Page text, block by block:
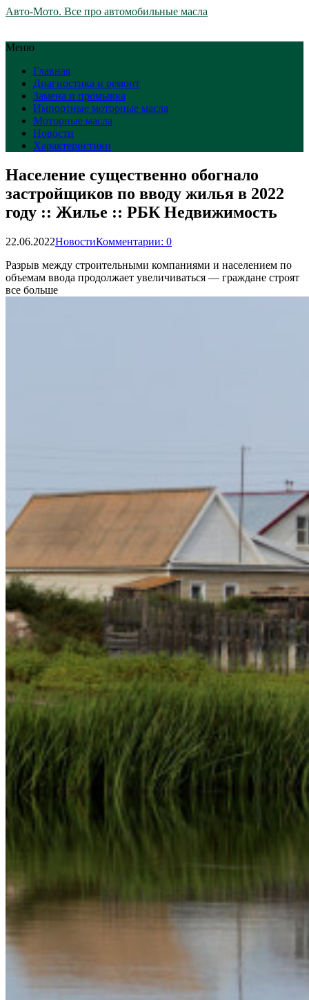
Авто-Мото. Все про автомобильные масла
Меню
Главная
Диагностика и ремонт
Замена и промывка
Импортные моторные масла
Моторные масла
Новости
Характеристики
Население существенно обогнало
застройщиков по вводу жилья в 2022
году :: Жилье :: РБК Недвижимость
22.06.2022НовостиКомментарии: 0
Разрыв между строительными компаниями и населением по
объемам ввода продолжает увеличиваться — граждане строят
все больше